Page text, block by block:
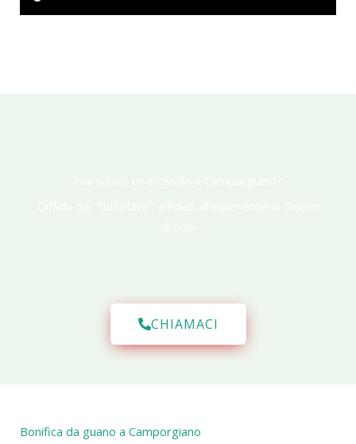
CHIAMACI
Bonifica da guano a Camporgiano